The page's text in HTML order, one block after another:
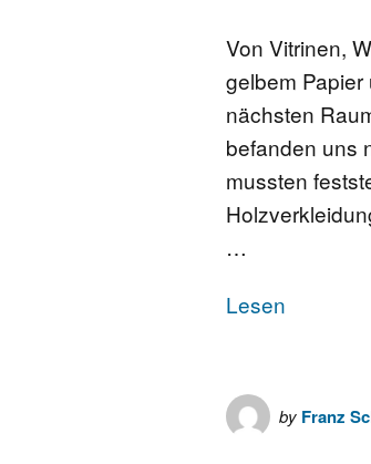
Von Vitrinen,
gelbem Papier
nächsten
befanden uns
mussten
…
Lesen
by Franz